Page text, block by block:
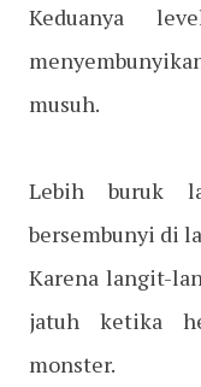
Keduanya
musuh.
Lebih buruk
bersembunyi di
Karena langit-
jatuh ketika
monster.